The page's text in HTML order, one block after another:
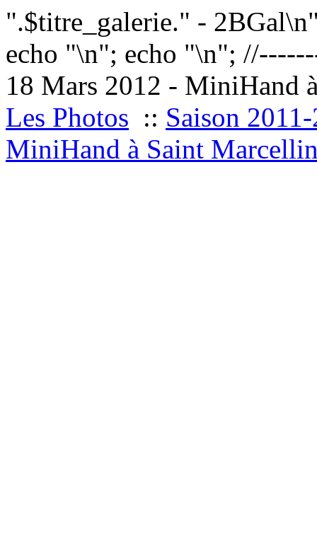
".$titre_galerie." -
echo "\n"; echo "\n";
18 Mars 2012 - MiniHand
Les Photos :: Saison
MiniHand à Saint